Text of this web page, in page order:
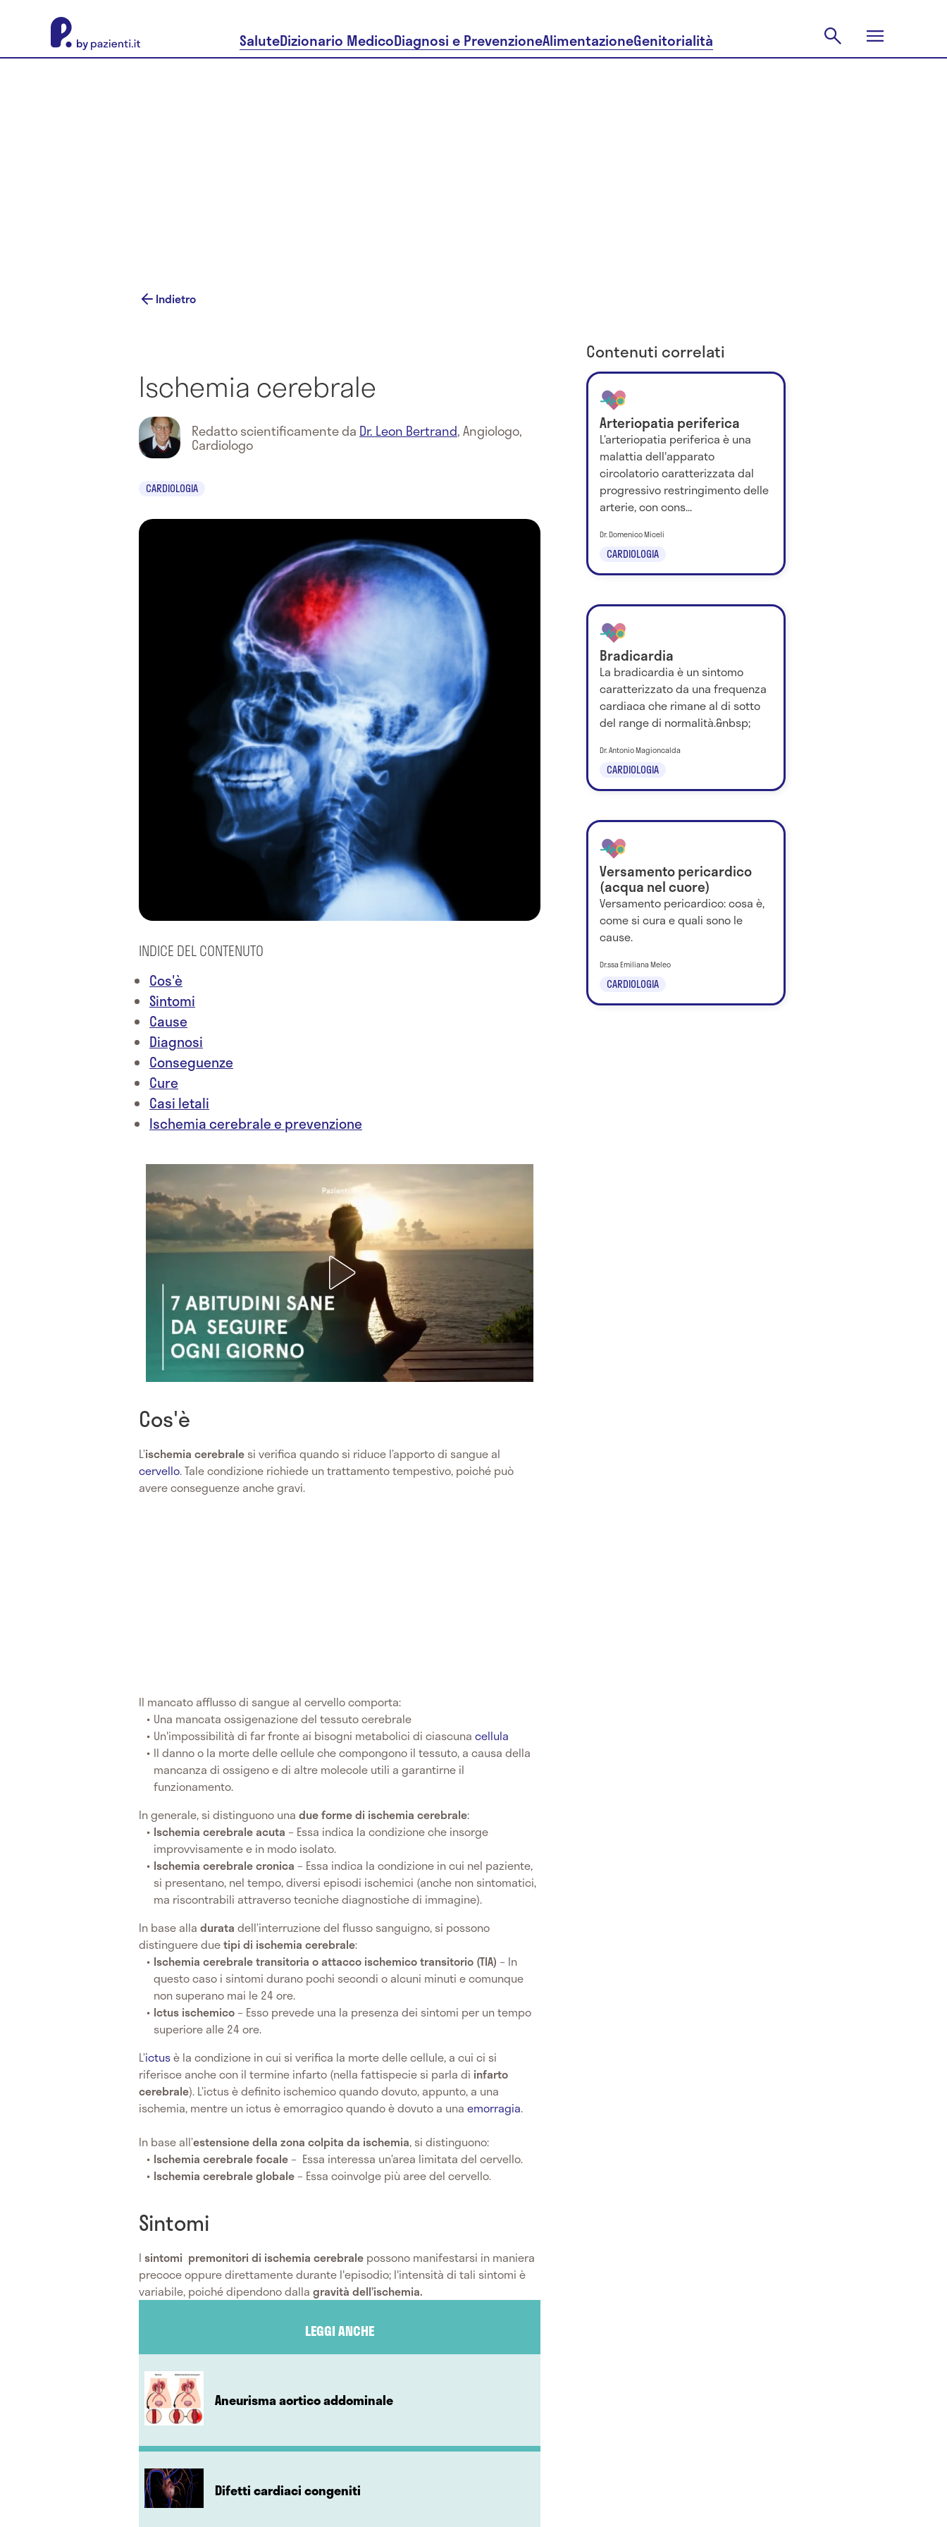
SaluteDizionario MedicoDiagnosi e PrevenzioneAlimentazioneGenitorialità
Indietro
Ischemia cerebrale
Redatto scientificamente da Dr. Leon Bertrand,Angiologo,
Cardiologo
CARDIOLOGIA
INDICE DEL CONTENUTO
Cos'è
Sintomi
Cause
Diagnosi
Conseguenze
Cure
Casi letali
Ischemia cerebrale e prevenzione
Cos'è
L’ischemia cerebrale si verifica quando si riduce l’apporto di sangue al
cervello. Tale condizione richiede un trattamento tempestivo, poiché può
avere conseguenze anche gravi.
Il mancato afflusso di sangue al cervello comporta:
Una mancata ossigenazione del tessuto cerebrale
Un'impossibilità di far fronte ai bisogni metabolici di ciascunacellula
Il danno o la morte delle cellule che compongono il tessuto, a causa della
mancanza di ossigeno e di altre molecole utili a garantirne il
funzionamento.
In generale, si distinguono una due forme di ischemia cerebrale:
Ischemia cerebrale acuta– Essa indica la condizione che insorge
improvvisamente e in modo isolato.
Ischemia cerebrale cronica– Essa indica la condizione in cui nel paziente,
si presentano, nel tempo, diversi episodi ischemici (anche non sintomatici,
ma riscontrabili attraverso tecniche diagnostiche di immagine).
In base alla durata dell’interruzione del flusso sanguigno, si possono
distinguere duetipi di ischemia cerebrale:
Ischemia cerebrale transitoria oattacco ischemico transitorio (TIA)– In
questo caso i sintomi durano pochi secondi o alcuni minuti e comunque
non superano mai le 24 ore.
Ictus ischemico– Esso prevede una la presenza dei sintomi per un tempo
superiore alle 24 ore.
L’ictusè la condizione in cui si verifica la morte delle cellule, a cui ci si
riferisce anche con il termine infarto (nella fattispecie si parla di infarto
cerebrale). L’ictus è definito ischemico quando dovuto, appunto, a una
ischemia, mentre un ictus è emorragico quando è dovuto a una emorragia.
In base all’estensione della zona colpita da ischemia, si distinguono:
Ischemia cerebrale focale– Essa interessa un’area limitata del cervello.
Ischemia cerebrale globale– Essa coinvolge più aree del cervello.
Sintomi
I sintomi premonitori di ischemia cerebrale possono manifestarsi in maniera
precoce oppure direttamente durante l'episodio; l'intensità di tali sintomi è
variabile, poiché dipendono dalla gravità dell’ischemia.
LEGGI ANCHE
Aneurisma aortico addominale
Difetti cardiaci congeniti
Contenuti correlati
Arteriopatia periferica
L’arteriopatia periferica è una
malattia dell'apparato
circolatorio caratterizzata dal
progressivo restringimento delle
arterie, con cons...
CARDIOLOGIA
Dr. Domenico Miceli
Bradicardia
La bradicardia è un sintomo
caratterizzato da una frequenza
cardiaca che rimane al di sotto
del range di normalità.&nbsp;
CARDIOLOGIA
Dr. Antonio Magioncalda
Versamento pericardico
(acqua nel cuore)
Versamento pericardico: cosa è,
come si cura e quali sono le
cause.
CARDIOLOGIA
Dr.ssa Emiliana Meleo